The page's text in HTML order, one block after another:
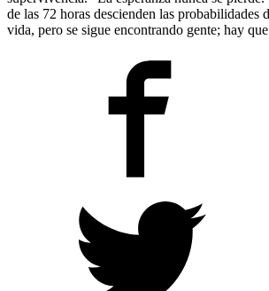
de las 72 horas descienden las probabilidades
vida, pero se sigue encontrando gente; hay